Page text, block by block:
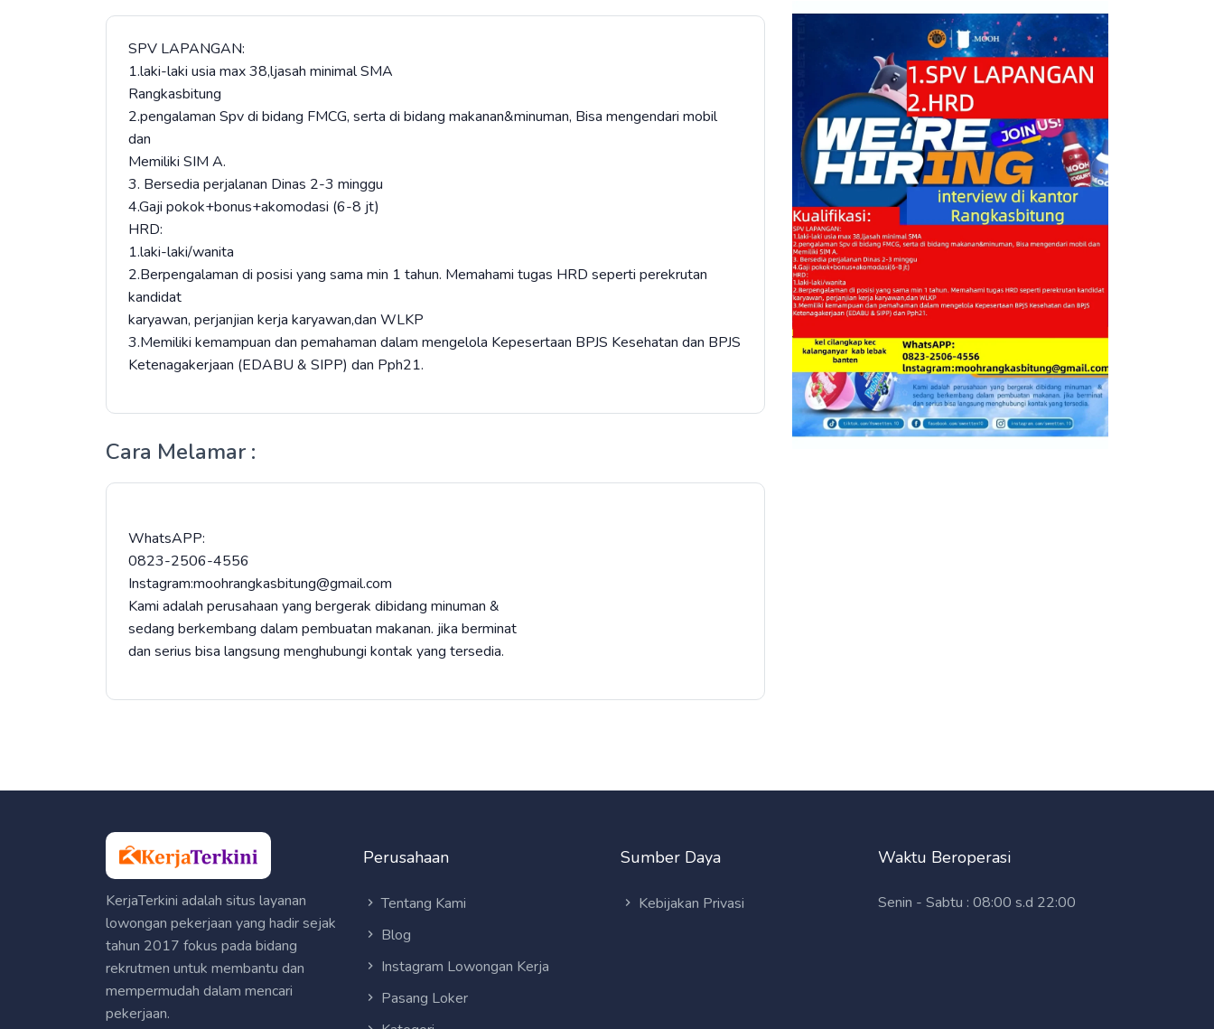
SPV LAPANGAN:
1.laki-laki usia max 38,ljasah minimal SMA
Rangkasbitung
2.pengalaman Spv di bidang FMCG, serta di bidang makanan&minuman, Bisa mengendari mobil
dan
Memiliki SIM A.
3. Bersedia perjalanan Dinas 2-3 minggu
4.Gaji pokok+bonus+akomodasi (6-8 jt)
HRD:
1.laki-laki/wanita
2.Berpengalaman di posisi yang sama min 1 tahun. Memahami tugas HRD seperti perekrutan
kandidat
karyawan, perjanjian kerja karyawan,dan WLKP
3.Memiliki kemampuan dan pemahaman dalam mengelola Kepesertaan BPJS Kesehatan dan BPJS
Ketenagakerjaan (EDABU & SIPP) dan Pph21.
Cara Melamar :
WhatsAPP:
0823-2506-4556
Instagram:moohrangkasbitung@gmail.com
Kami adalah perusahaan yang bergerak dibidang minuman &
sedang berkembang dalam pembuatan makanan. jika berminat
dan serius bisa langsung menghubungi kontak yang tersedia.
KerjaTerkini adalah situs layanan
lowongan pekerjaan yang hadir sejak
tahun 2017 fokus pada bidang
rekrutmen untuk membantu dan
mempermudah dalam mencari
pekerjaan.
Perusahaan
Tentang Kami
Blog
Instagram Lowongan Kerja
Pasang Loker
Sumber Daya
Kebijakan Privasi
Waktu Beroperasi
Senin - Sabtu : 08:00 s.d 22:00